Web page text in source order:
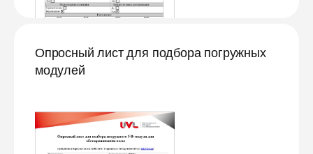
Опросный лист для подбора погружных
модулей